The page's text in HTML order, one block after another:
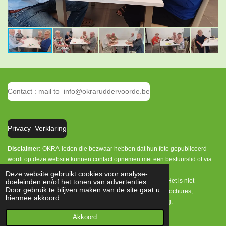
Deze website gebruikt cookies voor analyse-
doeleinden en/of het tonen van advertenties.
Door gebruik te blijven maken van de site gaat u
hiermee akkoord.
Akkoord
Contact : mail to info@okraruddervoorde.be
Privacy Verklaring
Disclaimer: OKRA-leden die bezwaar hebben dat hun foto gepubliceerd
wordt op deze website kunnen contact opnemen met een bestuurslid of via
info@okraruddervoorde.be.
Het is enkel toegelaten persoonlijke foto's te downloaden. Het is niet
toegelaten deze foto's te publiceren op andere websites, brochures,
tijdschriften, week- en dagbladen zonder onze toestemming.
© 2019 - 2026 OKRA Ruddervoorde